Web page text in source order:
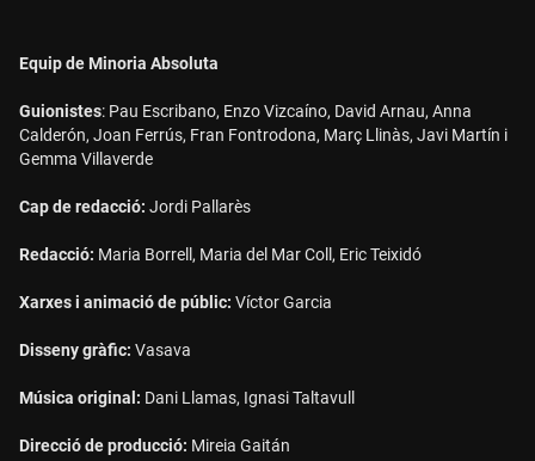
Equip de Minoria Absoluta
Guionistes: Pau Escribano, Enzo Vizcaíno, David Arnau, Anna
Calderón, Joan Ferrús, Fran Fontrodona, Març Llinàs, Javi Martín i
Gemma Villaverde
Cap de redacció: Jordi Pallarès
Redacció: Maria Borrell, Maria del Mar Coll, Eric Teixidó
Xarxes i animació de públic: Víctor Garcia
Disseny gràfic: Vasava
Música original: Dani Llamas, Ignasi Taltavull
Direcció de producció: Mireia Gaitán